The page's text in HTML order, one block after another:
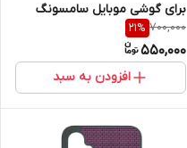
برای گوشی موبایل سامسونگ
Galaxy A36
700,000
21%
550,000
افزودن به سبد